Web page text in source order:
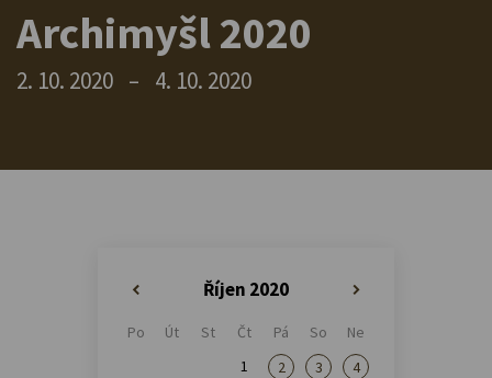
Archimyšl 2020
2. 10. 2020 – 4. 10. 2020
Říjen 2020
Po Út St Čt Pá So
Ne
1
2 3
4